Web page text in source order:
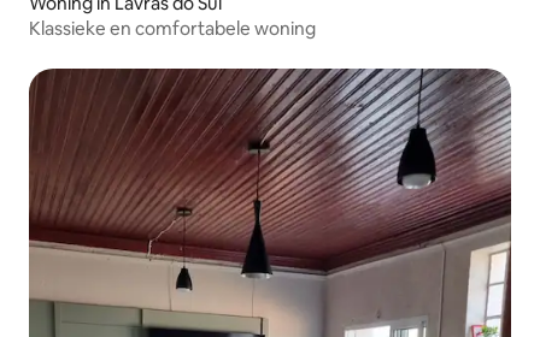
Klassieke en comfortabele woning